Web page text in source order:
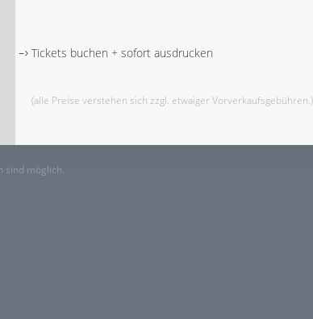
Tickets buchen + sofort ausdrucken
(alle Preise verstehen sich zzgl. etwaiger Vorverkaufsgebühren.)
sind möglich.